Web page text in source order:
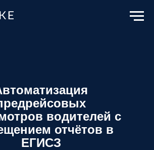
водителей с
отчётов в
ЕГИСЗ